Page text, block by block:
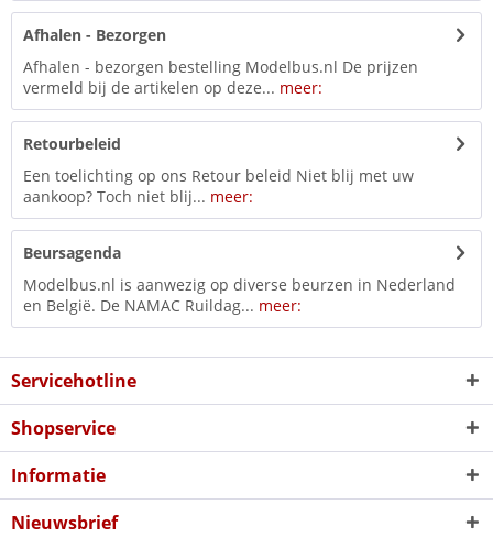
Afhalen - Bezorgen
Afhalen - bezorgen bestelling Modelbus.nl De prijzen
vermeld bij de artikelen op deze... meer:
Retourbeleid
Een toelichting op ons Retour beleid Niet blij met uw
aankoop? Toch niet blij... meer:
Beursagenda
Modelbus.nl is aanwezig op diverse beurzen in Nederland
en België. De NAMAC Ruildag... meer:
Servicehotline
Shopservice
Informatie
Nieuwsbrief